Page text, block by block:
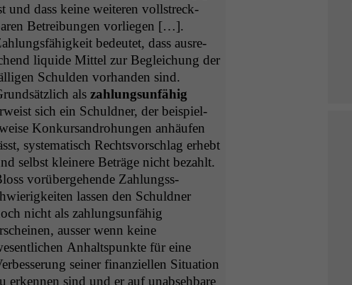
und dass keine weit­eren voll­streck­
Betrei­bun­gen vor­liegen […].
bedeutet, dass aus­re­
liq­uide Mit­tel zur Begle­ichung der
Schulden vorhan­den sind.
als zahlung­sun­fähig
sich ein Schuld­ner, der beispiel­
Konkur­san­dro­hun­gen anhäufen
sys­tem­a­tisch Rechtsvorschlag erhebt
selb­st kleinere Beträge nicht bezahlt.
vorüberge­hende Zahlungss­
lassen den Schuld­ner
nicht als zahlung­sun­fähig
auss­er wenn keine
Anhalt­spunk­te für eine
sein­er finanziellen Sit­u­a­tion
erken­nen sind und er auf unab­se­hbare